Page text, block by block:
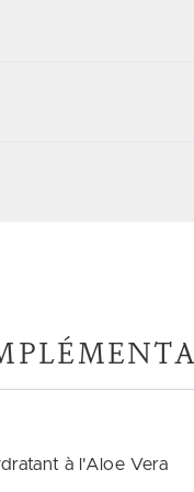
à l'Aloe Vera